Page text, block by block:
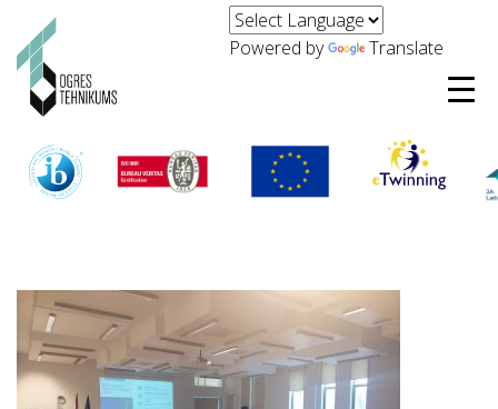
Powered by Translate